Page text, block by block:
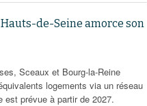
de-Seine amorce son
Sceaux et Bourg-la-Reine
logements via un réseau
prévue à partir de 2027.